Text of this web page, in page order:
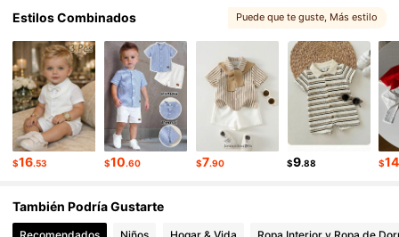
Estilos Combinados Puede que te guste, Más estilo
$16.53 $10.60 $7.90 $9.88 $14
También Podría Gustarte